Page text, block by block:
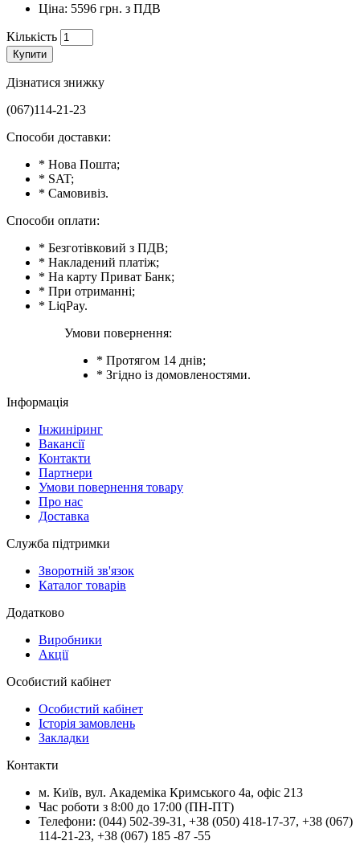
Ціна: 5596 грн. з ПДВ
Кількість
Купити
Дізнатися знижку
(067)114-21-23
Способи доставки:
* Нова Пошта;
* SAT;
* Самовивіз.
Способи оплати:
* Безготівковий з ПДВ;
* Накладений платіж;
* На карту Приват Банк;
* При отриманні;
* LiqPay.
Умови повернення:
* Протягом 14 днів;
* Згідно із домовленостями.
Інформація
Інжиніринг
Вакансії
Контакти
Партнери
Умови повернення товару
Про нас
Доставка
Служба підтримки
Зворотній зв'язок
Каталог товарів
Додатково
Виробники
Акції
Особистий кабінет
Особистий кабінет
Історія замовлень
Закладки
Контакти
м. Київ, вул. Академіка Кримського 4а, офіс 213
Час роботи з 8:00 до 17:00 (ПН-ПТ)
Телефони: (044) 502-39-31 , +38 (050) 418-17-37, +38 (067)
114-21-23, +38 (067) 185 -87 -55